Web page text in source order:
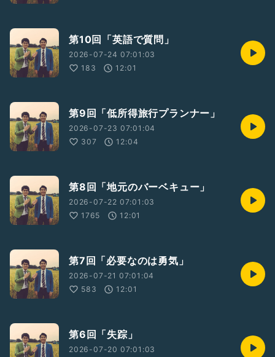
第10回「英語で質問」
2026-07-24 07:01:03
183
12:01
第9回「低所得旅行プランナー」
2026-07-23 07:01:04
307
12:04
第8回「地元のバーベキュー」
2026-07-22 07:01:03
1765
12:01
第7回「必要なのは勇気」
2026-07-21 07:01:04
583
12:01
第6回「失踪」
2026-07-20 07:01:03